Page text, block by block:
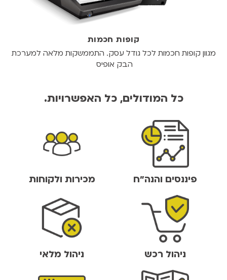
קופות חכמות
מגוון קופות חכמות לכל גודל עסק. התממשקות מלאה למערכת
הבק אופיס
כל המודולים, כל האפשרויות.
פיננסים והנה"ח מכירות ולקוחות
ניהול רכש ניהול מלאי